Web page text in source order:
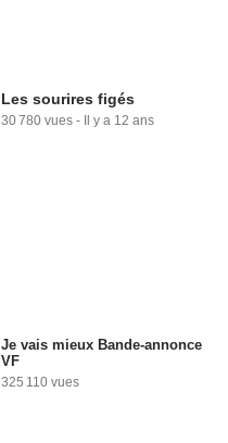
Les sourires figés
30 780 vues - Il y a 12 ans
Je vais mieux Bande-annonce
VF
325 110 vues